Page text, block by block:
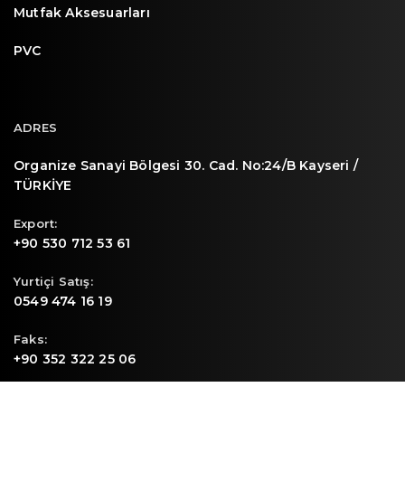
Mutfak Aksesuarları
PVC
ADRES
Organize Sanayi Bölgesi 30. Cad. No:24/B Kayseri /
TÜRKİYE
Export:
+90 530 712 53 61
Yurtiçi Satış:
0549 474 16 19
Faks:
+90 352 322 25 06